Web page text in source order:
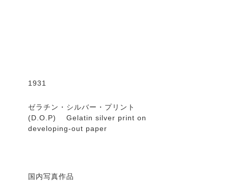
1931
ゼラチン・シルバー・プリント
(D.O.P) Gelatin silver print on
developing-out paper
国内写真作品